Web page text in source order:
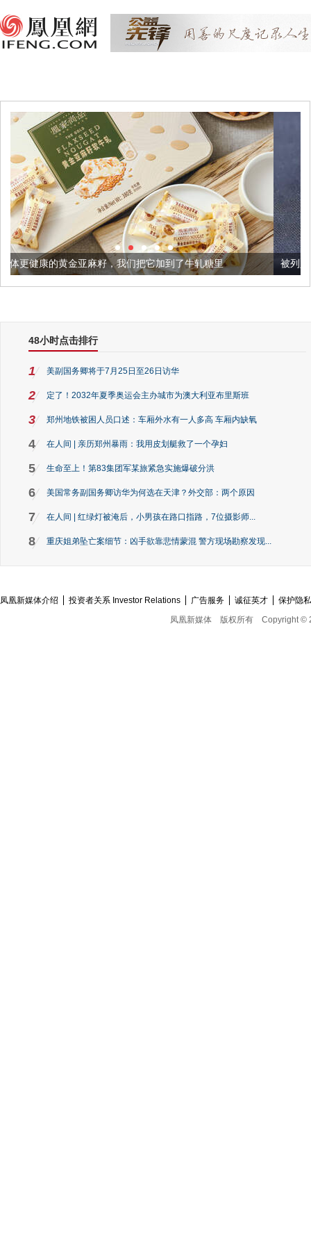
籽，我们把它加到了牛轧糖里 被列入佛家七宝的它到底有
48小时点击排行
1 美副国务卿将于7月25日至26日访华
2 定了！2032年夏季奥运会主办城市为澳大利亚布里斯班
3 郑州地铁被困人员口述：车厢外水有一人多高 车厢内缺氧
4 在人间 | 亲历郑州暴雨：我用皮划艇救了一个孕妇
5 生命至上！第83集团军某旅紧急实施爆破分洪
6 美国常务副国务卿访华为何选在天津？外交部：两个原因
7 在人间 | 红绿灯被淹后，小男孩在路口指路，7位摄影师...
8 重庆姐弟坠亡案细节：凶手欲靠悲情蒙混 警方现场勘察发现...
凤凰新媒体介绍 投资者关系 Investor Relations 广告服务 诚征英才
保护隐
凤凰新媒体
版权所有 Copyright ©